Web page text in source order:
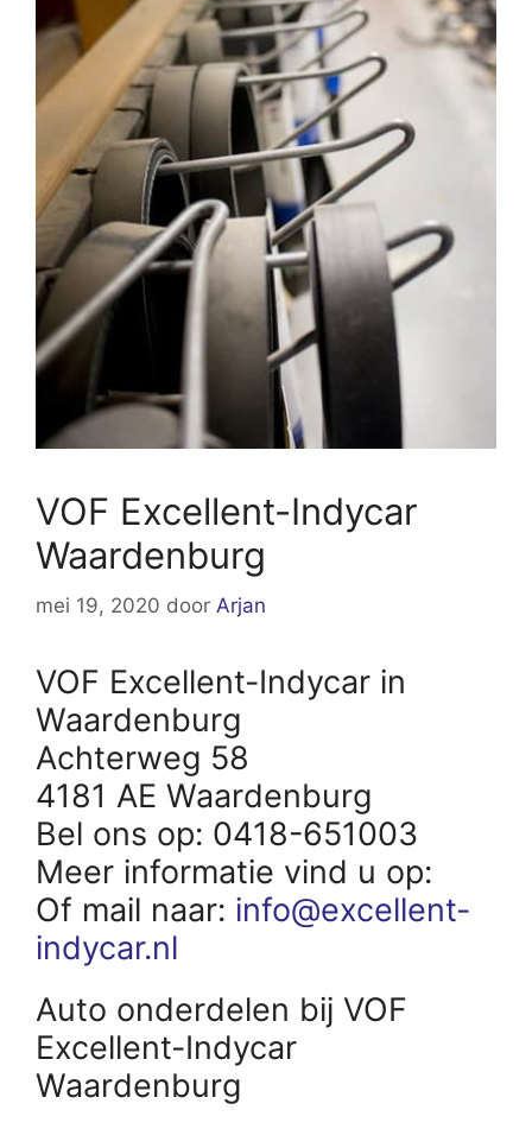
VOF Excellent-Indycar
Waardenburg
mei 19, 2020 door Arjan
VOF Excellent-Indycar in
Waardenburg
Achterweg 58
4181 AE Waardenburg
Bel ons op: 0418-651003
Meer informatie vind u op:
Of mail naar: info@excellent-
indycar.nl
Auto onderdelen bij VOF
Excellent-Indycar
Waardenburg